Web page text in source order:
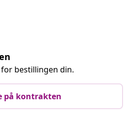
bestillingen din.
på kontrakten